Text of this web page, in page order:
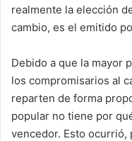
realmente la elección
cambio, es el emitido
Debido a que la mayor
los compromisarios al
reparten de forma
popular no tiene por
vencedor. Esto ocurrió,